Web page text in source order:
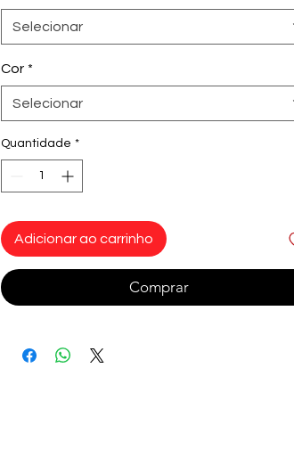
Selecionar
Cor *
Selecionar
Quantidade *
Adicionar ao carrinho
Comprar